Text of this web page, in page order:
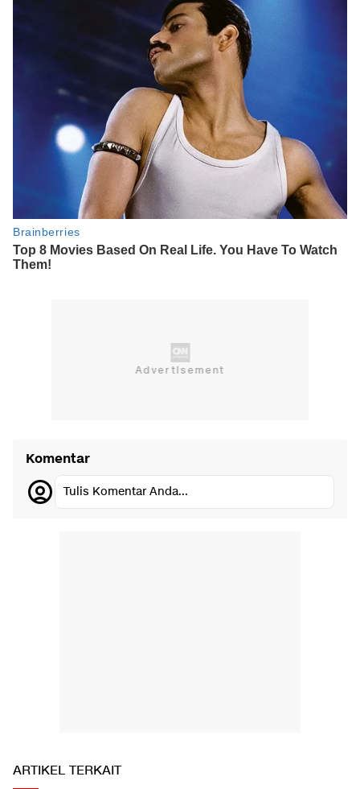
Komentar
Tulis Komentar Anda...
ARTIKEL TERKAIT